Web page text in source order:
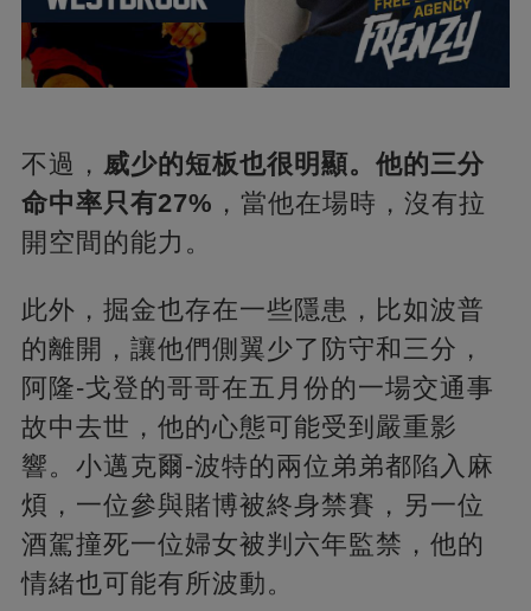
不過， 威少的短板也很明顯。他的三分
命中率只有27% ，當他在場時，沒有拉
開空間的能力。
此外，掘金也存在一些隱患，比如波普
的離開，讓他們側翼少了防守和三分，
阿隆-戈登的哥哥在五月份的一場交通事
故中去世，他的心態可能受到嚴重影
響。小邁克爾-波特的兩位弟弟都陷入麻
煩，一位參與賭博被終身禁賽，另一位
酒駕撞死一位婦女被判六年監禁，他的
情緒也可能有所波動。